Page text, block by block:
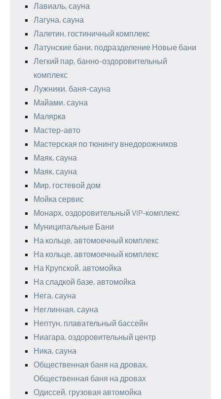
Лавиаль, сауна
Лагуна, сауна
Лалетин, гостиничный комплекс
Латунские бани, подразделение Новые бани
Легкий пар, банно-оздоровительный
комплекс
Лужники, баня-сауна
Майами, сауна
Малярка
Мастер-авто
Мастерская по тюнингу внедорожников
Маяк, сауна
Маяк, сауна
Мир, гостевой дом
Мойка сервис
Монарх, оздоровительный VIP-комплекс
Муниципальные Бани
На кольце, автомоечный комплекс
На кольце, автомоечный комплекс
На Крупской, автомойка
На сладкой базе, автомойка
Нега, сауна
Неглинная, сауна
Нептун, плавательный бассейн
Ниагара, оздоровительный центр
Ника, сауна
Общественная баня на дровах,
Общественная баня на дровах
Одиссей, грузовая автомойка